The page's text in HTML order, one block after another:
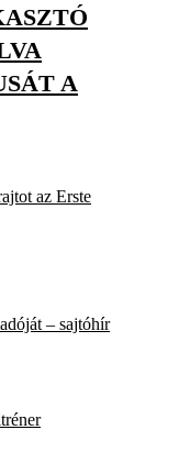
A
az Erste
– sajtóhír